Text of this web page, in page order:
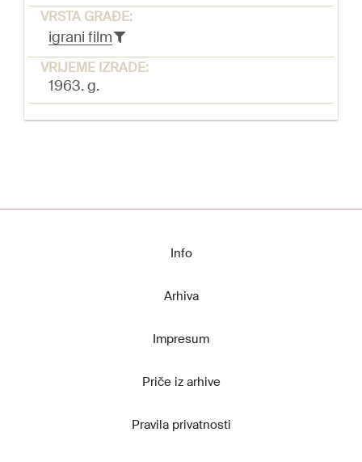
VRSTA GRAĐE:
igrani film
VRIJEME IZRADE:
1963. g.
Info
Arhiva
Impresum
Priče iz arhive
Pravila privatnosti